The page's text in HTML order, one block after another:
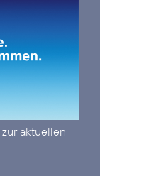
zur aktuellen